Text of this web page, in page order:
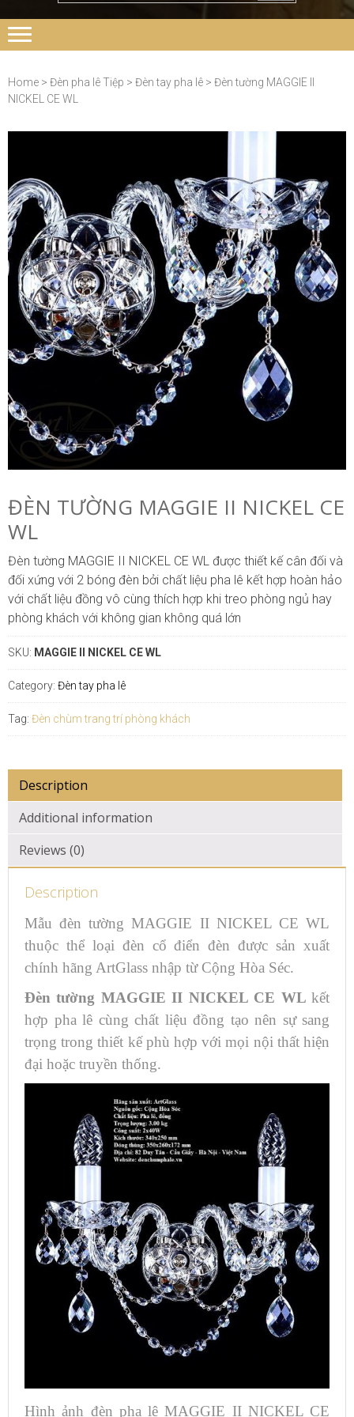
Home > Đèn pha lê Tiệp > Đèn tay pha lê > Đèn tường MAGGIE II
NICKEL CE WL
ĐÈN TƯỜNG MAGGIE II NICKEL CE
WL
Đèn tường MAGGIE II NICKEL CE WL được thiết kế cân đối và
đối xứng với 2 bóng đèn bởi chất liệu pha lê kết hợp hoàn hảo
với chất liệu đồng vô cùng thích hợp khi treo phòng ngủ hay
phòng khách với không gian không quá lớn
SKU: MAGGIE II NICKEL CE WL
Category: Đèn tay pha lê
Tag: Đèn chùm trang trí phòng khách
Description
Additional information
Reviews (0)
Description
Mẫu đèn tường MAGGIE II NICKEL CE WL
thuộc thể loại đèn cổ điển đèn được sản xuất
chính hãng ArtGlass nhập từ Cộng Hòa Séc.
Đèn tường MAGGIE II NICKEL CE WL kết
hợp pha lê cùng chất liệu đồng tạo nên sự sang
trọng trong thiết kế phù hợp với mọi nội thất hiện
đại hoặc truyền thống.
Hình ảnh đèn pha lê MAGGIE II NICKEL CE